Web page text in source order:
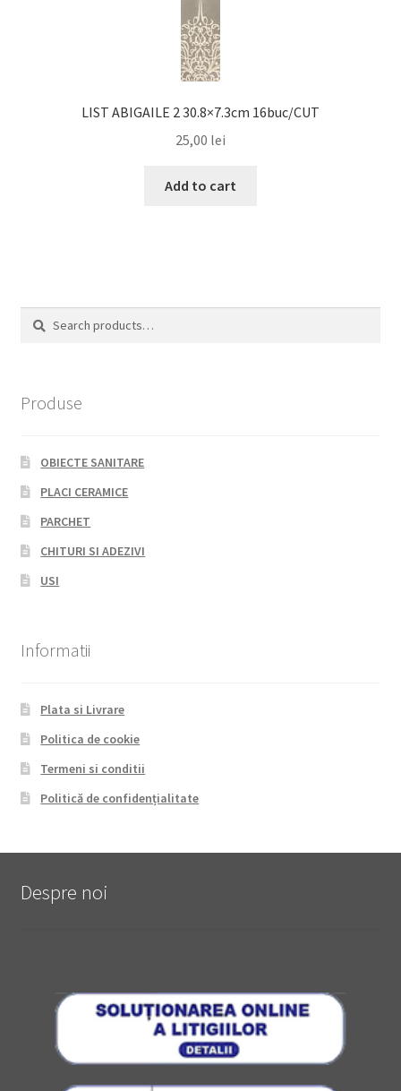
LIST ABIGAILE 2 30.8×7.3cm 16buc/CUT
25,00 lei
Add to cart
Search
Search
Produse
OBIECTE SANITARE
PLACI CERAMICE
PARCHET
CHITURI SI ADEZIVI
USI
Informatii
Plata si Livrare
Politica de cookie
Termeni si conditii
Politică de confidențialitate
Despre noi